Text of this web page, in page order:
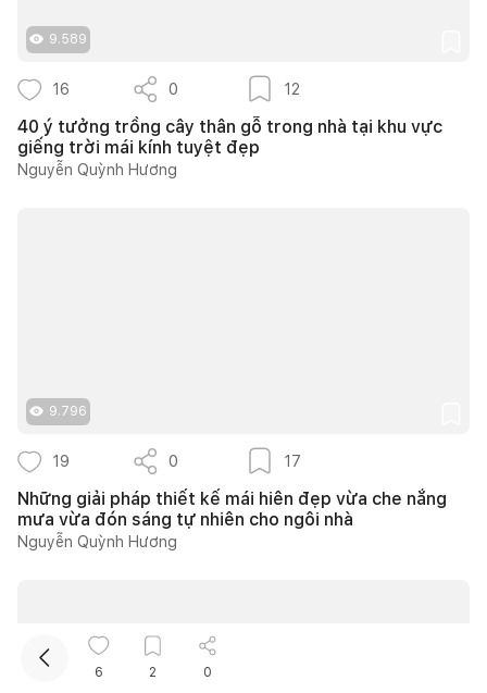
9.589
16 0 12
40 ý tưởng trồng cây thân gỗ trong nhà tại khu vực
giếng trời mái kính tuyệt đẹp
Nguyễn Quỳnh Hương
9.796
19 0 17
Những giải pháp thiết kế mái hiên đẹp vừa che nắng
mưa vừa đón sáng tự nhiên cho ngôi nhà
Nguyễn Quỳnh Hương
6 2 0
Mua sắm hoàn thiện nhà